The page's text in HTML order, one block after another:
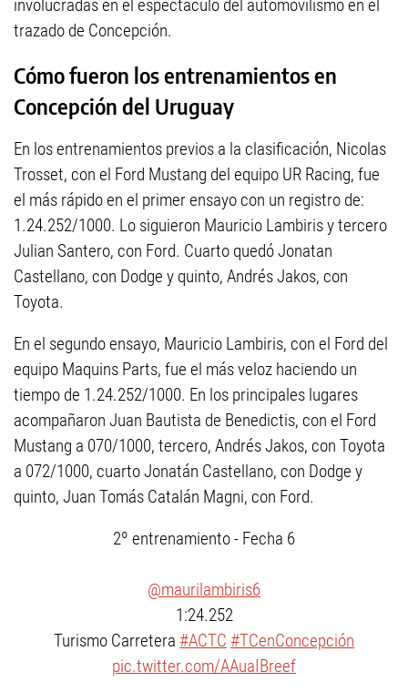
involucradas en el espectáculo del automovilismo en el
trazado de Concepción.
Cómo fueron los entrenamientos en
Concepción del Uruguay
En los entrenamientos previos a la clasificación, Nicolas
Trosset, con el Ford Mustang del equipo UR Racing, fue
el más rápido en el primer ensayo con un registro de:
1.24.252/1000. Lo siguieron Mauricio Lambiris y tercero
Julian Santero, con Ford. Cuarto quedó Jonatan
Castellano, con Dodge y quinto, Andrés Jakos, con
Toyota.
En el segundo ensayo, Mauricio Lambiris, con el Ford del
equipo Maquins Parts, fue el más veloz haciendo un
tiempo de 1.24.252/1000. En los principales lugares
acompañaron Juan Bautista de Benedictis, con el Ford
Mustang a 070/1000, tercero, Andrés Jakos, con Toyota
a 072/1000, cuarto Jonatán Castellano, con Dodge y
quinto, Juan Tomás Catalán Magni, con Ford.
2º entrenamiento - Fecha 6
@maurilambiris6
1:24.252
Turismo Carretera #ACTC #TCenConcepción
pic.twitter.com/AAuaIBreef